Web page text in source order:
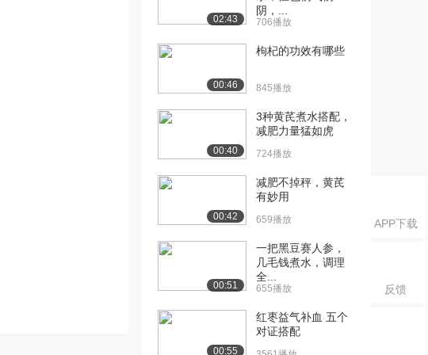
APP下载
反馈
02:43
阴，...
706播放
00:46
枸杞的功效有哪些
845播放
00:40
3种黄芪煮水搭配，
减肥力量猛如虎
724播放
00:42
减肥不掉秤，黄芪
有妙用
659播放
00:51
一把黑豆赛人参，
几毛钱煮水，调理
全...
655播放
00:55
红枣益气补血 五个
对证搭配